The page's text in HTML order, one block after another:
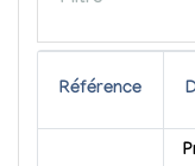
Référence